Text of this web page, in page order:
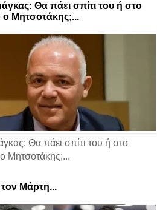
Θα πάει σπίτι του ή στο
ο Μητσοτάκης;...
Θα πάει σπίτι του ή στο
Μητσοτάκης;...
τον Μάρτη...